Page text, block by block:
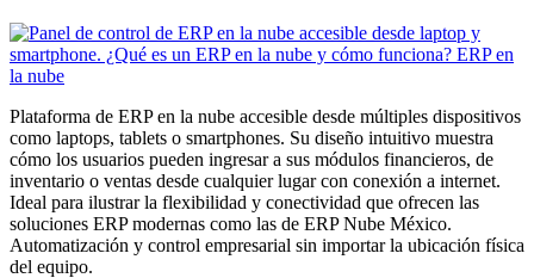
Plataforma de ERP en la nube accesible desde múltiples dispositivos
como laptops, tablets o smartphones. Su diseño intuitivo muestra
cómo los usuarios pueden ingresar a sus módulos financieros, de
inventario o ventas desde cualquier lugar con conexión a internet.
Ideal para ilustrar la flexibilidad y conectividad que ofrecen las
soluciones ERP modernas como las de ERP Nube México.
Automatización y control empresarial sin importar la ubicación física
del equipo.